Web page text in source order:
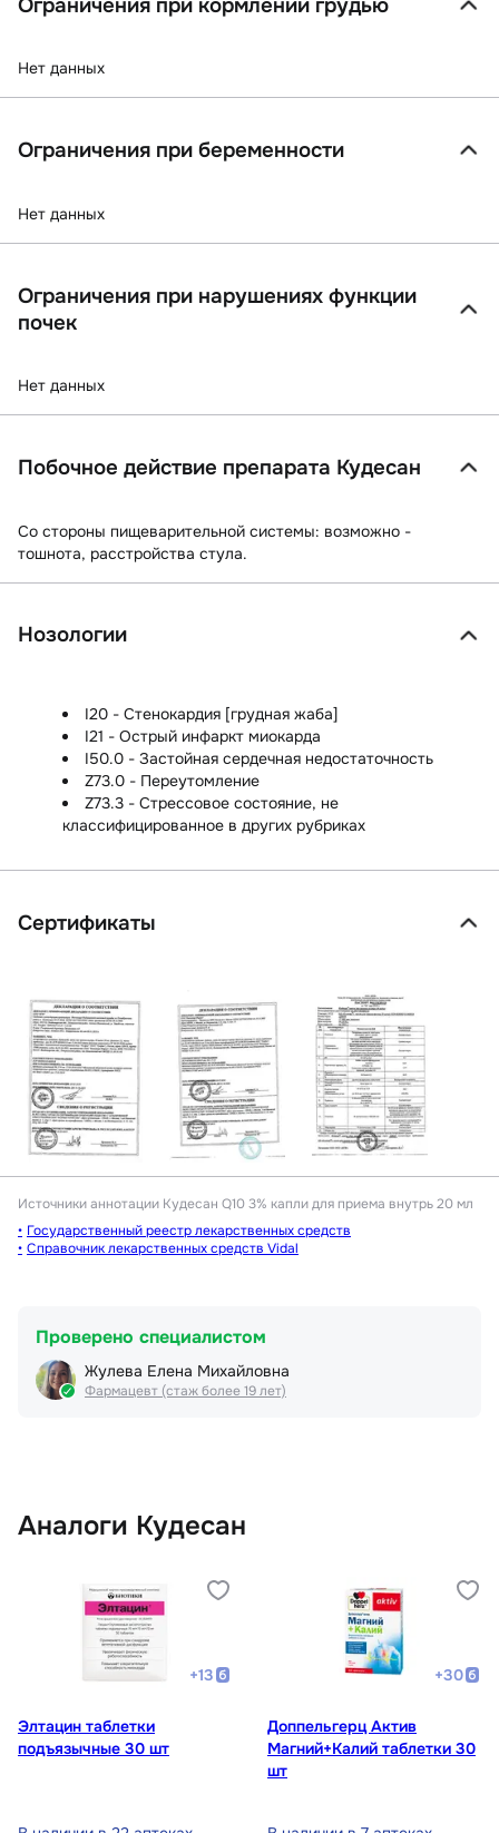
Нет данных
Ограничения при беременности
Нет данных
Ограничения при нарушениях функции
почек
Нет данных
Побочное действие препарата Кудесан
Со стороны пищеварительной системы: возможно -
тошнота, расстройства стула.
Нозологии
I20 - Стенокардия [грудная жаба]
I21 - Острый инфаркт миокарда
I50.0 - Застойная сердечная недостаточность
Z73.0 - Переутомление
Z73.3 - Стрессовое состояние, не
классифицированное в других рубриках
Сертификаты
Источники аннотации Кудесан Q10 3% капли для приема внутрь 20 мл
Государственный реестр лекарственных средств
Справочник лекарственных средств Vidal
Проверено специалистом
Жулева Елена Михайловна
Фармацевт (стаж более 19 лет)
Аналоги Кудесан
+13
Элтацин таблетки
подъязычные 30 шт
+30
Доппельгерц Актив
Магний+Калий таблетки 30
шт